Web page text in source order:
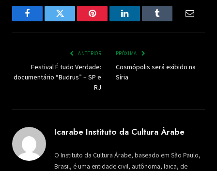
FacebookTwitter Pinterest LinkedInTumblr
ANTERIOR
Festival É tudo Verdade:
documentário “Budrus” – SP e
RJ
PRÓXIMA
Cosmópolis será exibido na
Síria
Icarabe Instituto da Cultura Árabe
O Instituto da Cultura Árabe, baseado em São Paulo,
Brasil, é uma entidade civil, autônoma, laica, de